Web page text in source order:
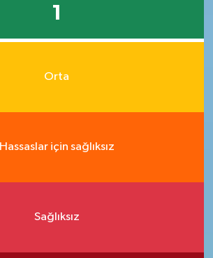
1
Orta
Hassaslar için sağlıksız
Sağlıksız